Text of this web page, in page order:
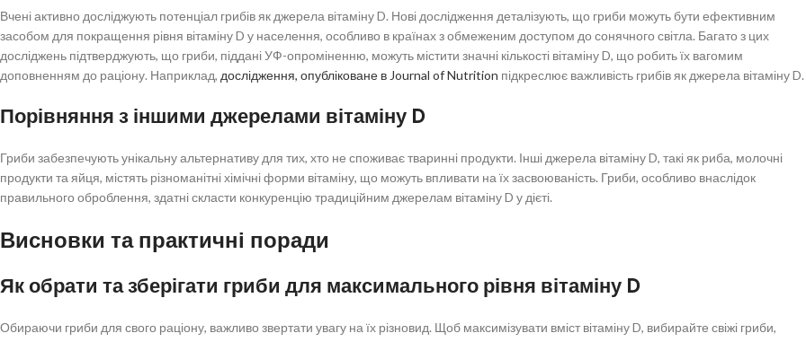
Вчені активно досліджують потенціал грибів як джерела вітаміну D. Нові дослідження деталізують, що гриби можуть бути ефективним
засобом для покращення рівня вітаміну D у населення, особливо в країнах з обмеженим доступом до сонячного світла. Багато з цих
досліджень підтверджують, що гриби, піддані УФ-опроміненню, можуть містити значні кількості вітаміну D, що робить їх вагомим
доповненням до раціону. Наприклад, дослідження, опубліковане в Journal of Nutrition підкреслює важливість грибів як джерела вітаміну D.
Порівняння з іншими джерелами вітаміну D
Гриби забезпечують унікальну альтернативу для тих, хто не споживає тваринні продукти. Інші джерела вітаміну D, такі як риба, молочні
продукти та яйця, містять різноманітні хімічні форми вітаміну, що можуть впливати на їх засвоюваність. Гриби, особливо внаслідок
правильного оброблення, здатні скласти конкуренцію традиційним джерелам вітаміну D у дієті.
Висновки та практичні поради
Як обрати та зберігати гриби для максимального рівня вітаміну D
Обираючи гриби для свого раціону, важливо звертати увагу на їх різновид. Щоб максимізувати вміст вітаміну D, вибирайте свіжі гриби,